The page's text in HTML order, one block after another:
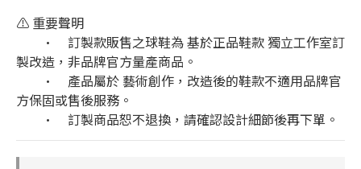
⚠️ 重要聲明
製改造，非品牌官方量產商品。
方保固或售後服務。
	•	訂製商品恕不退換，請確認設計細節後再下單。